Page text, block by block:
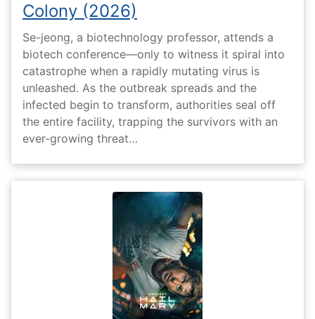
Colony (2026)
Se-jeong, a biotechnology professor, attends a
biotech conference—only to witness it spiral into
catastrophe when a rapidly mutating virus is
unleashed. As the outbreak spreads and the
infected begin to transform, authorities seal off
the entire facility, trapping the survivors with an
ever-growing threat…